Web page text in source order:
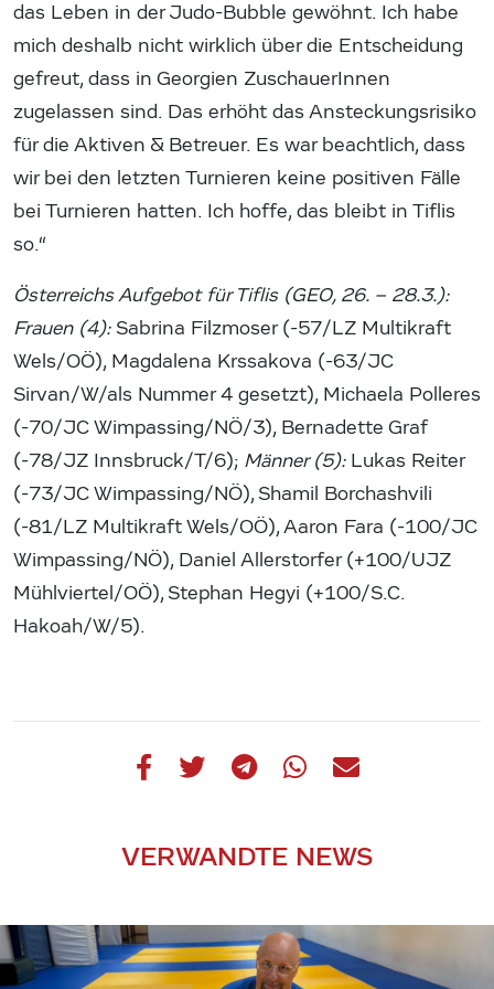
das Leben in der Judo-Bubble gewöhnt. Ich habe
mich deshalb nicht wirklich über die Entscheidung
gefreut, dass in Georgien ZuschauerInnen
zugelassen sind. Das erhöht das Ansteckungsrisiko
für die Aktiven & Betreuer. Es war beachtlich, dass
wir bei den letzten Turnieren keine positiven Fälle
bei Turnieren hatten. Ich hoffe, das bleibt in Tiflis
so.“
Österreichs Aufgebot für Tiflis (GEO, 26. – 28.3.):
Frauen (4): Sabrina Filzmoser (-57/LZ Multikraft
Wels/OÖ), Magdalena Krssakova (-63/JC
Sirvan/W/als Nummer 4 gesetzt), Michaela Polleres
(-70/JC Wimpassing/NÖ/3), Bernadette Graf
(-78/JZ Innsbruck/T/6); Männer (5): Lukas Reiter
(-73/JC Wimpassing/NÖ), Shamil Borchashvili
(-81/LZ Multikraft Wels/OÖ), Aaron Fara (-100/JC
Wimpassing/NÖ), Daniel Allerstorfer (+100/UJZ
Mühlviertel/OÖ), Stephan Hegyi (+100/S.C.
Hakoah/W/5).
VERWANDTE NEWS